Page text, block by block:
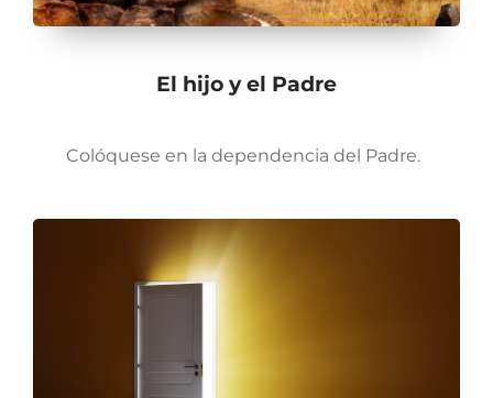
El hijo y el Padre
Colóquese en la dependencia del Padre.